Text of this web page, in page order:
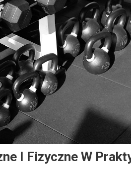
I Fizyczne W